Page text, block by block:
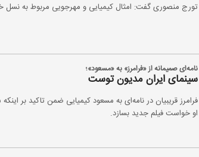
تورج منصوری گفت: امثال کیمیایی و مهرجویی مربوط به
نامه‌ای صمیمانه از «فرامرز» به «مسعود»؛
سینمای ایران مدیون توست
فرامرز قریبیان در نامه‌ای به مسعود کیمیایی ضمن تاکید بر
او خواست فیلم جدید بسازد.